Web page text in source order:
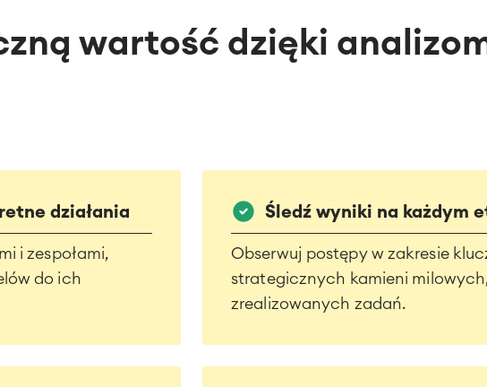
wartość dzięki
działania
i zespołami,
do ich
Śledź wyniki na każdym
Obserwuj postępy w zakresie
strategicznych kamieni
zrealizowanych zadań.